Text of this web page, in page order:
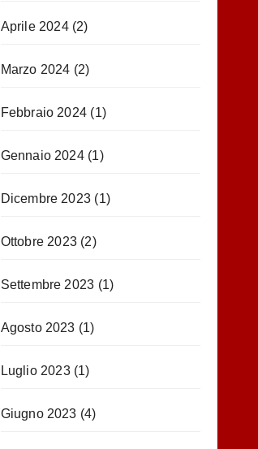
Aprile 2024(2)
Marzo 2024 (2)
Febbraio 2024 (1)
Gennaio 2024(1)
Dicembre 2023 (1)
Ottobre 2023(2)
Settembre 2023 (1)
Agosto 2023 (1)
Luglio 2023(1)
Giugno 2023 (4)